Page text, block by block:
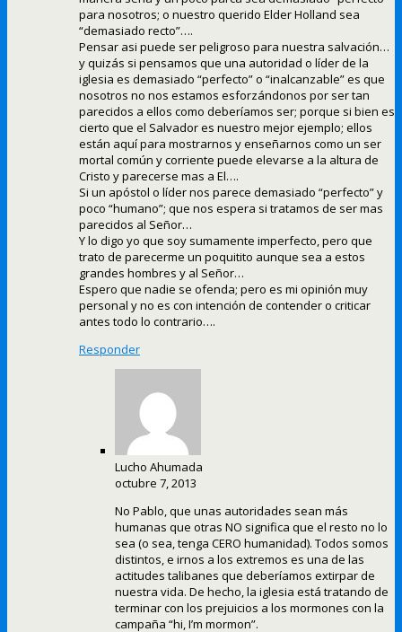
para nosotros; o nuestro querido Elder Holland sea
“demasiado recto”….
Pensar asi puede ser peligroso para nuestra salvación…
y quizás si pensamos que una autoridad o líder de la
iglesia es demasiado “perfecto” o “inalcanzable” es que
nosotros no nos estamos esforzándonos por ser tan
parecidos a ellos como deberíamos ser; porque si bien es
cierto que el Salvador es nuestro mejor ejemplo; ellos
están aquí para mostrarnos y enseñarnos como un ser
mortal común y corriente puede elevarse a la altura de
Cristo y parecerse mas a El….
Si un apóstol o líder nos parece demasiado “perfecto” y
poco “humano”; que nos espera si tratamos de ser mas
parecidos al Señor…
Y lo digo yo que soy sumamente imperfecto, pero que
trato de parecerme un poquitito aunque sea a estos
grandes hombres y al Señor…
Espero que nadie se ofenda; pero es mi opinión muy
personal y no es con intención de contender o criticar
antes todo lo contrario….
Responder
Lucho Ahumada
octubre 7, 2013
No Pablo, que unas autoridades sean más
humanas que otras NO significa que el resto no lo
sea (o sea, tenga CERO humanidad). Todos somos
distintos, e irnos a los extremos es una de las
actitudes talibanes que deberíamos extirpar de
nuestra vida. De hecho, la iglesia está tratando de
terminar con los prejuicios a los mormones con la
campaña “hi, I’m mormon”.